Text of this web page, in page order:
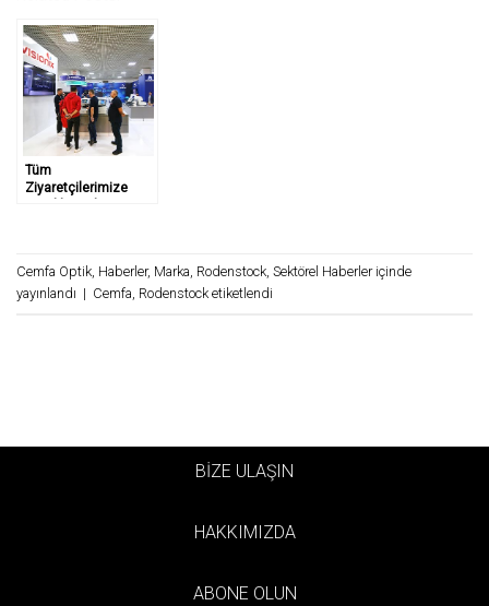
Tüm
Ziyaretçilerimize
Cemfa Optik, Haberler, Marka, Rodenstock, Sektörel Haberleriçinde
yayınlandı | Cemfa, Rodenstock etiketlendi
BİZE ULAŞIN
HAKKIMIZDA
ABONE OLUN